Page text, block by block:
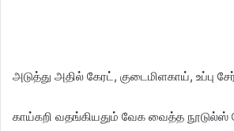
அடுத்து அதில் கேரட், குடைமிளகாய், உப்பு
காய்கறி வதங்கியதும் வேக வைத்த நூடுல்ஸ்